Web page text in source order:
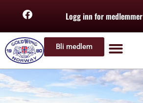
Logg inn for medlemmer
Bli medlem